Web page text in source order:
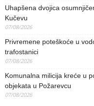
Uhapšena dvojica
Kučevu
07/08/2026
Privremene poteškoće u
trafostanici
07/08/2026
Komunalna milicija kreće u
objekata u Požarevcu
07/08/2026